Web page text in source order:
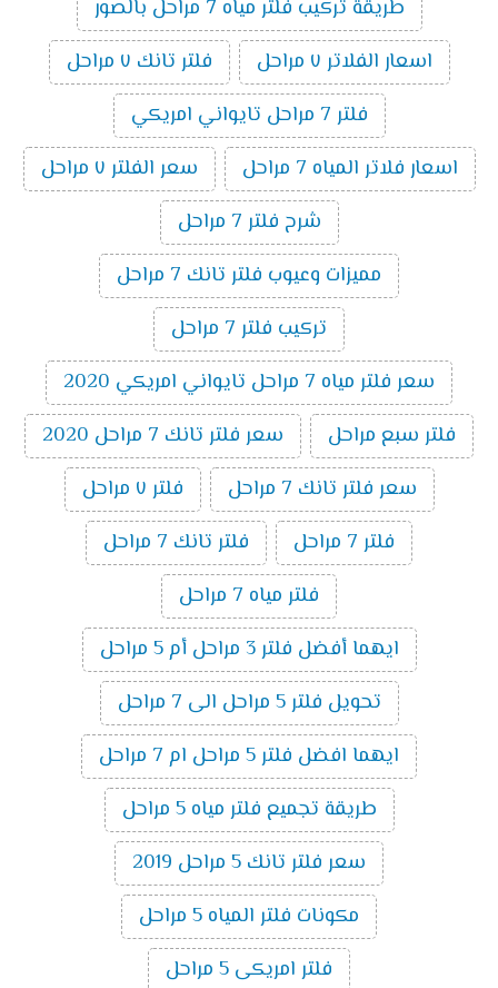
طريقة تركيب فلتر مياه 7 مراحل بالصور
اسعار الفلاتر ٧ مراحل
فلتر تانك ٧ مراحل
فلتر 7 مراحل تايواني امريكي
اسعار فلاتر المياه 7 مراحل
سعر الفلتر ٧ مراحل
شرح فلتر 7 مراحل
مميزات وعيوب فلتر تانك 7 مراحل
تركيب فلتر 7 مراحل
سعر فلتر مياه 7 مراحل تايواني امريكي 2020
فلتر سبع مراحل
سعر فلتر تانك 7 مراحل 2020
سعر فلتر تانك 7 مراحل
فلتر ٧ مراحل
فلتر 7 مراحل
فلتر تانك 7 مراحل
فلتر مياه 7 مراحل
ايهما أفضل فلتر 3 مراحل أم 5 مراحل
تحويل فلتر 5 مراحل الى 7 مراحل
ايهما افضل فلتر 5 مراحل ام 7 مراحل
طريقة تجميع فلتر مياه 5 مراحل
سعر فلتر تانك 5 مراحل 2019
مكونات فلتر المياه 5 مراحل
فلتر امريكى 5 مراحل